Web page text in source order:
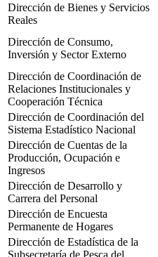
Dirección de Bienes y Servicios
Reales
Dirección de Consumo,
Inversión y Sector Externo
Dirección de Coordinación de
Relaciones Institucionales y
Cooperación Técnica
Dirección de Coordinación del
Sistema Estadístico Nacional
Dirección de Cuentas de la
Producción, Ocupación e
Ingresos
Dirección de Desarrollo y
Carrera del Personal
Dirección de Encuesta
Permanente de Hogares
Dirección de Estadística de la
Subsecretaría de Pesca del